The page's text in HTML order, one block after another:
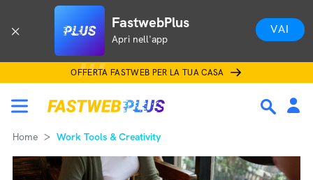
FastwebPlus
Apri nell'app
VAI
OFFERTA FASTWEB PER LA TUA CASA
Home Work Tools & Creativity